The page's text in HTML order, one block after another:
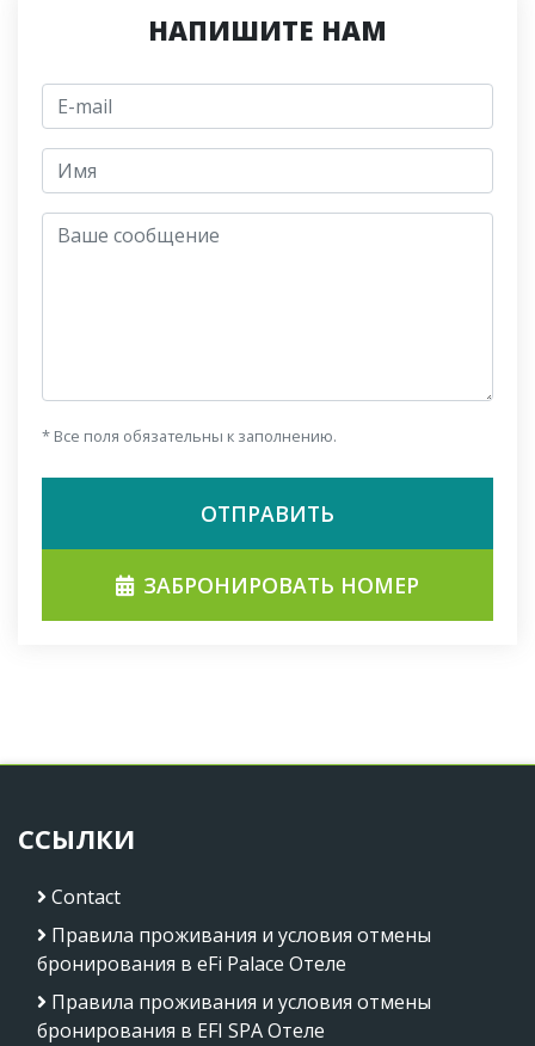
НАПИШИТЕ НАМ
E-mail
jmeno
Ваше сообщение
* Все поля обязательны к заполнению.
ОТПРАВИТЬ
ЗАБРОНИРОВАТЬ НОМЕР
ССЫЛКИ
Contact
Правила проживания и условия отмены
бронирования в eFi Palace Отеле
Правила проживания и условия отмены
бронирования в EFI SPA Отеле